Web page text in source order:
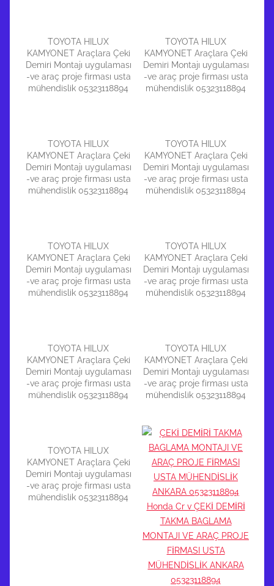
TOYOTA HILUX
KAMYONET Araçlara Çeki
Demiri Montajı uygulaması
-ve araç proje firması usta
mühendislik 05323118894
TOYOTA HILUX
KAMYONET Araçlara Çeki
Demiri Montajı uygulaması
-ve araç proje firması usta
mühendislik 05323118894
TOYOTA HILUX
KAMYONET Araçlara Çeki
Demiri Montajı uygulaması
-ve araç proje firması usta
mühendislik 05323118894
TOYOTA HILUX
KAMYONET Araçlara Çeki
Demiri Montajı uygulaması
-ve araç proje firması usta
mühendislik 05323118894
TOYOTA HILUX
KAMYONET Araçlara Çeki
Demiri Montajı uygulaması
-ve araç proje firması usta
mühendislik 05323118894
TOYOTA HILUX
KAMYONET Araçlara Çeki
Demiri Montajı uygulaması
-ve araç proje firması usta
mühendislik 05323118894
TOYOTA HILUX
KAMYONET Araçlara Çeki
Demiri Montajı uygulaması
-ve araç proje firması usta
mühendislik 05323118894
TOYOTA HILUX
KAMYONET Araçlara Çeki
Demiri Montajı uygulaması
-ve araç proje firması usta
mühendislik 05323118894
TOYOTA HILUX
KAMYONET Araçlara Çeki
Demiri Montajı uygulaması
-ve araç proje firması usta
mühendislik 05323118894